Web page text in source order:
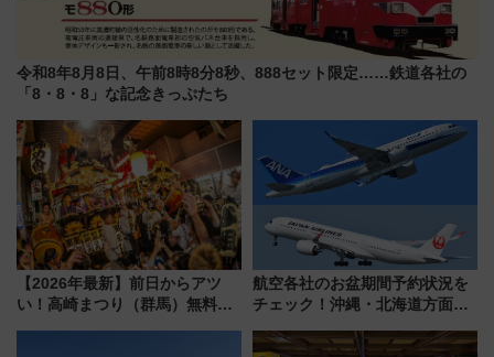
令和8年8月8日、午前8時8分8秒、888セット限定……鉄道各社の
「8・8・8」な記念きっぷたち
【2026年最新】前日からアツ
い！高崎まつり（群馬）無料観
航空各社のお盆期間予約状況を
チェック！沖縄・北海道方面は
日は？